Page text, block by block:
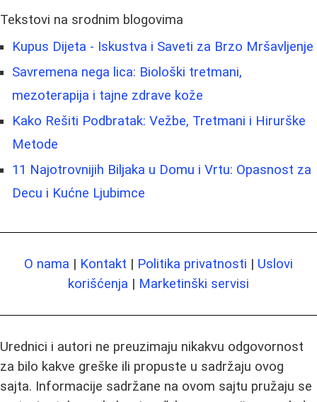
Tekstovi na srodnim blogovima
Kupus Dijeta - Iskustva i Saveti za Brzo Mršavljenje
Savremena nega lica: Biološki tretmani,
mezoterapija i tajne zdrave kože
Kako Rešiti Podbratak: Vežbe, Tretmani i Hirurške
Metode
11 Najotrovnijih Biljaka u Domu i Vrtu: Opasnost za
Decu i Kućne Ljubimce
O nama | Kontakt | Politika privatnosti | Uslovi
korišćenja | Marketinški servisi
Urednici i autori ne preuzimaju nikakvu odgovornost
za bilo kakve greške ili propuste u sadržaju ovog
sajta. Informacije sadržane na ovom sajtu pružaju se